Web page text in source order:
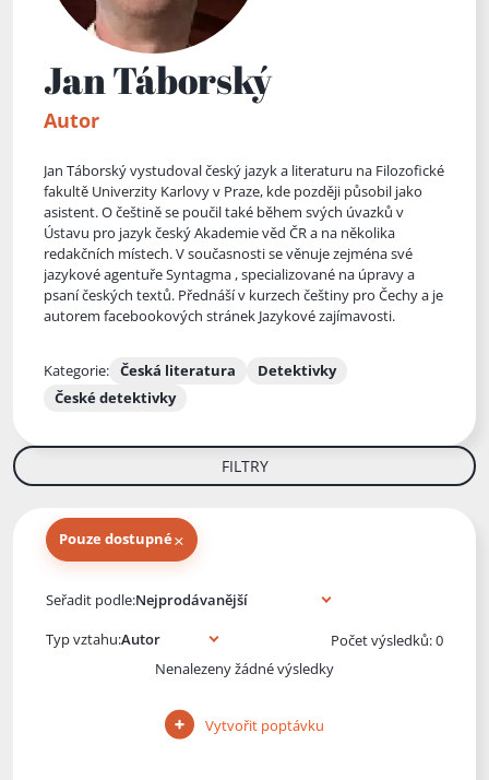
Jan Táborský
Autor
Jan Táborský vystudoval český jazyk a literaturu na Filozofické
fakultě Univerzity Karlovy v Praze, kde později působil jako
asistent. O češtině se poučil také během svých úvazků v
Ústavu pro jazyk český Akademie věd ČR a na několika
redakčních místech. V současnosti se věnuje zejména své
jazykové agentuře Syntagma , specializované na úpravy a
psaní českých textů. Přednáší v kurzech češtiny pro Čechy a je
autorem facebookových stránek Jazykové zajímavosti.
Kategorie: Česká literatura
Detektivky
České detektivky
FILTRY
Pouze dostupné×
Seřadit podle:
Typ vztahu:
Počet výsledků: 0
Nenalezeny žádné výsledky
Vytvořit poptávku